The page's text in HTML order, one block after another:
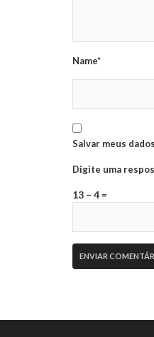
Name*
Salvar meus
Digite uma
13 − 4 =